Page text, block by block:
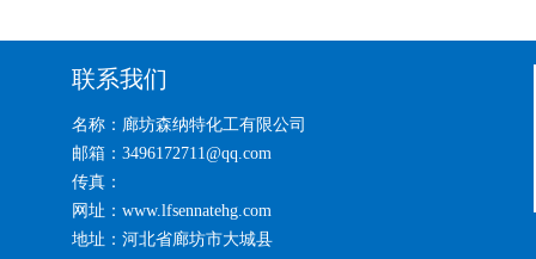
联系我们
名称：廊坊森纳特化工有限公司
邮箱：3496172711@qq.com
传真：
网址：www.lfsennatehg.com
地址：河北省廊坊市大城县